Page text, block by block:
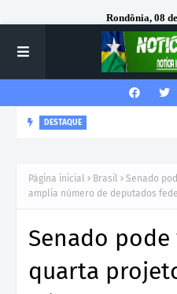
Rondônia, 08
DESTAQUE
Página inicial Brasil
Senado
amplia número de deputados
Senado
quarta